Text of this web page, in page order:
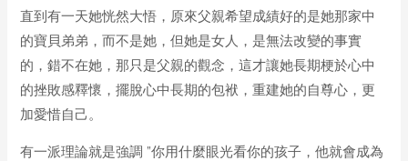
直到有一天她恍然大悟，原來父親希望成績好的是她那家中
的寶貝弟弟，而不是她，但她是女人，是無法改變的事實
的，錯不在她，那只是父親的觀念，這才讓她長期梗於心中
的挫敗感釋懷，擺脫心中長期的包袱，重建她的自尊心，更
加愛惜自己。
有一派理論就是強調 ”你用什麼眼光看你的孩子，他就會成為